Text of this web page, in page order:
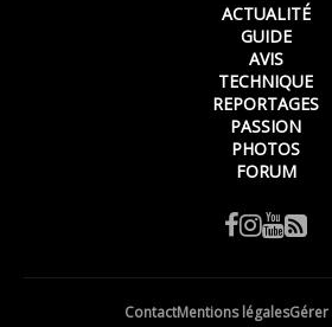
ACTUALITÉ
GUIDE
AVIS
TECHNIQUE
REPORTAGES
PASSION
PHOTOS
FORUM
ContactMentions légalesGérer